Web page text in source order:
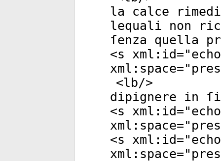
la calce
lequali non
ſenza quella
<s xml:id="
xml:space="
<lb/>
dipignere in
<s xml:id="
xml:space="
<s xml:id="
xml:space="